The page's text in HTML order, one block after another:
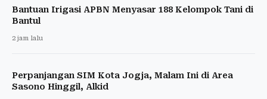
Bantuan Irigasi APBN Menyasar 188 Kelompok Tani di
Bantul
2 jam lalu
Perpanjangan SIM Kota Jogja, Malam Ini di Area
Sasono Hinggil, Alkid